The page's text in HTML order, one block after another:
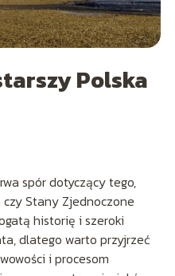
Polska
spór dotyczący tego,
Stany Zjednoczone
historię i szeroki
dlatego warto przyjrzeć
i procesom